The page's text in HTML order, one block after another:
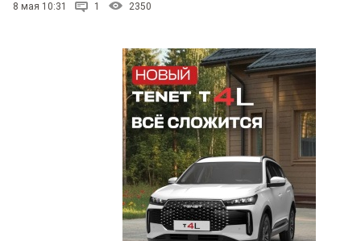
8 мая 10:31 1 2350